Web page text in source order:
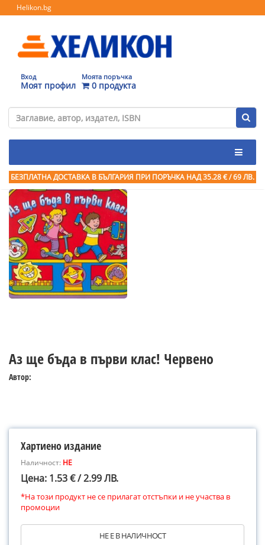
Helikon.bg
Вход
Моят профил
Моята поръчка
0 продукта
БЕЗПЛАТНА ДОСТАВКА В БЪЛГАРИЯ ПРИ ПОРЪЧКА НАД 35.28 € / 69 ЛВ.
Аз ще бъда в първи клас! Червено
Автор:
Хартиено издание
Наличност: НЕ
Цена: 1.53 € / 2.99 ЛВ.
*На този продукт не се прилагат отстъпки и не участва в
промоции
НЕ Е В НАЛИЧНОСТ